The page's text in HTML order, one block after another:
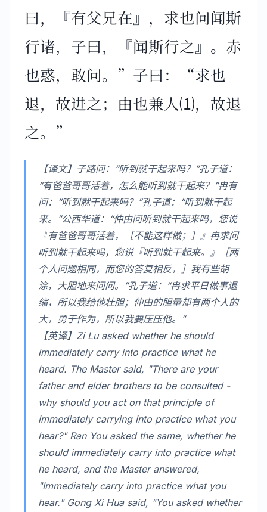
曰，『有父兄在』，求也问闻斯
行诸，子曰，『闻斯行之』。赤
也惑，敢问。”子曰：“求也
退，故进之；由也兼人⑴，故退
之。”
【译文】子路问：“听到就干起来吗？”孔子道：
“有爸爸哥哥活着，怎么能听到就干起来？”冉有
问：“听到就干起来吗？”孔子道：“听到就干起
来。”公西华道：“仲由问听到就干起来吗，您说
『有爸爸哥哥活着，［不能这样做；］』冉求问
听到就干起来吗，您说『听到就干起来。』［两
个人问题相同，而您的答复相反，］我有些胡
涂，大胆地来问问。”孔子道：“冉求平日做事退
缩，所以我给他壮胆；仲由的胆量却有两个人的
大，勇于作为，所以我要压压他。”
【英译】Zi Lu asked whether he should
immediately carry into practice what he
heard. The Master said, "There are your
father and elder brothers to be consulted -
why should you act on that principle of
immediately carrying into practice what you
hear?" Ran You asked the same, whether he
should immediately carry into practice what
he heard, and the Master answered,
"Immediately carry into practice what you
hear." Gong Xi Hua said, "You asked whether